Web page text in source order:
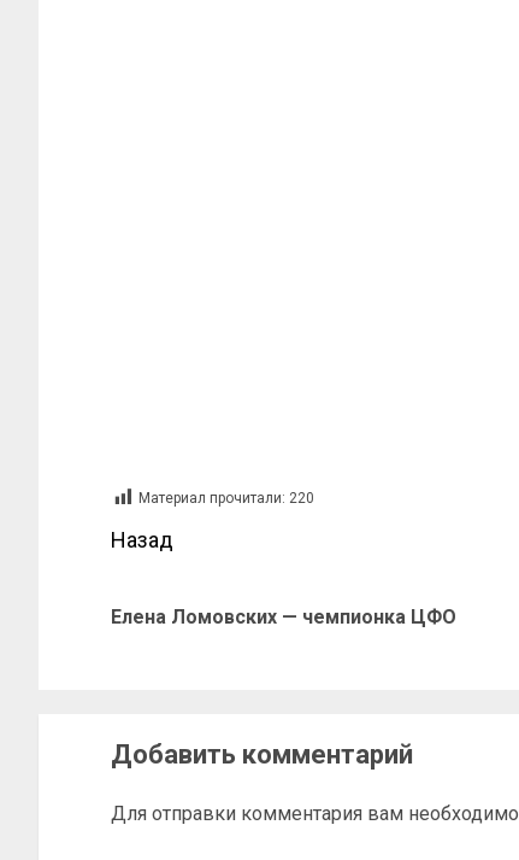
Материал прочитали: 220
Назад
Елена Ломовских — чемпионка ЦФО
Добавить комментарий
Для отправки комментария вам необходимо